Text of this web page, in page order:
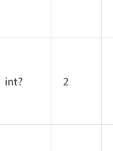
int? 2